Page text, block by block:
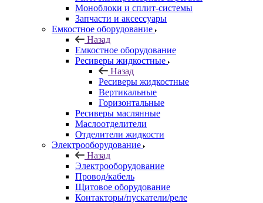
Моноблоки и сплит-системы
Запчасти и аксессуары
Емкостное оборудование
Назад
Емкостное оборудование
Ресиверы жидкостные
Назад
Ресиверы жидкостные
Вертикальные
Горизонтальные
Ресиверы маслянные
Маслоотделители
Отделители жидкости
Электрооборудование
Назад
Электрооборудование
Провод/кабель
Щитовое оборудование
Контакторы/пускатели/реле